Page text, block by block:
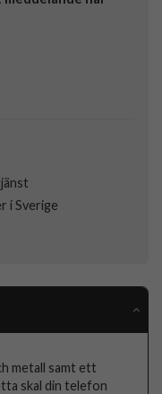
i Sverige
metall samt ett
skal din telefon